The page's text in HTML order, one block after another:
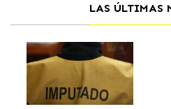
LAS ÚLTIMAS